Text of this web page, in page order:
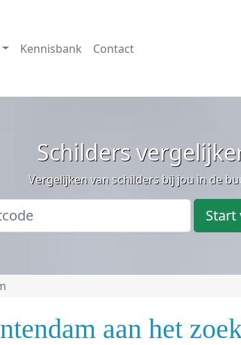
Kennisbank Contact
Schilders
Vergelijken van schilders bij jou in de
Start
aan het